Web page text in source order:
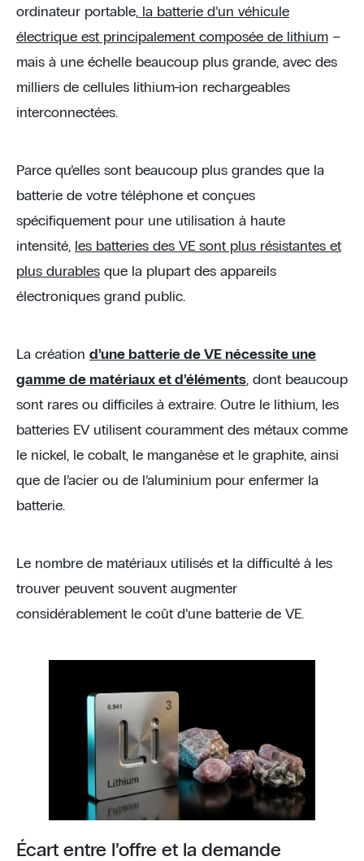
ordinateur portable, la batterie d’un véhicule
électrique est principalement composée de lithium –
mais à une échelle beaucoup plus grande, avec des
milliers de cellules lithium-ion rechargeables
interconnectées.
Parce qu’elles sont beaucoup plus grandes que la
batterie de votre téléphone et conçues
spécifiquement pour une utilisation à haute
intensité, les batteries des VE sont plus résistantes et
plus durables que la plupart des appareils
électroniques grand public.
La création d’une batterie de VE nécessite une
gamme de matériaux et d’éléments, dont beaucoup
sont rares ou difficiles à extraire. Outre le lithium, les
batteries EV utilisent couramment des métaux comme
le nickel, le cobalt, le manganèse et le graphite, ainsi
que de l’acier ou de l’aluminium pour enfermer la
batterie.
Le nombre de matériaux utilisés et la difficulté à les
trouver peuvent souvent augmenter
considérablement le coût d’une batterie de VE.
Écart entre l’offre et la demande